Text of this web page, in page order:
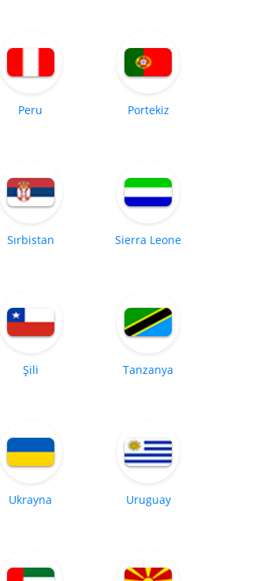
Peru Portekiz
Sırbistan Sierra Leone
Şili Tanzanya
Ukrayna Uruguay